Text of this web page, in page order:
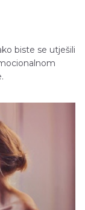
biste se utješili